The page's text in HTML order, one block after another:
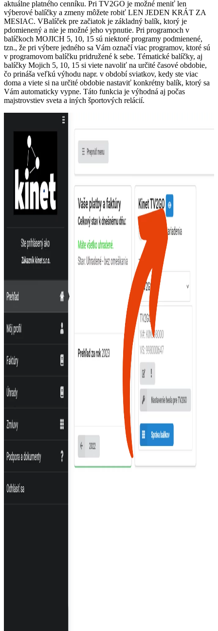
aktuálne platného cenníku. Pri TV2GO je možné meniť len
výberové balíčky a zmeny môžete robiť LEN JEDEN KRÁT ZA
MESIAC. VBalíček pre začiatok je základný balík, ktorý je
pdomienený a nie je možné jeho vypnutie. Pri programoch v
balíčkoch MOJICH 5, 10, 15 sú niektoré programy podmienené,
tzn., že pri výbere jedného sa Vám označí viac programov, ktoré sú
v programovom balíčku pridružené k sebe. Tématické balíčky, aj
balíčky Mojich 5, 10, 15 si viete navoliť na určité časové obdobie,
čo prináša veľkú výhodu napr. v období sviatkov, kedy ste viac
doma a viete si na určité obdobie nastaviť konkrétny balík, ktorý sa
Vám automaticky vypne. Táto funkcia je výhodná aj počas
majstrovstiev sveta a iných športových relácií.